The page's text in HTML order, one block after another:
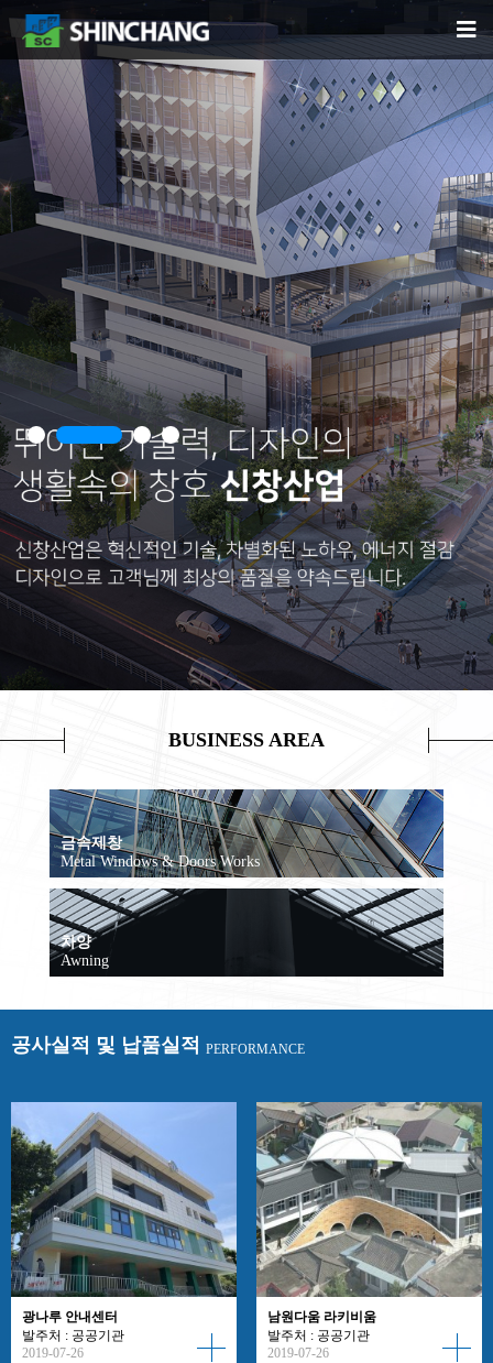
BUSINESS AREA
금속제창
Metal Windows & Doors Works
차양
Awning
공사실적 및 납품실적 PERFORMANCE
광나루 안내센터
발주처 : 공공기관
2019-07-26
남원다움 라키비움
발주처 : 공공기관
2019-07-26